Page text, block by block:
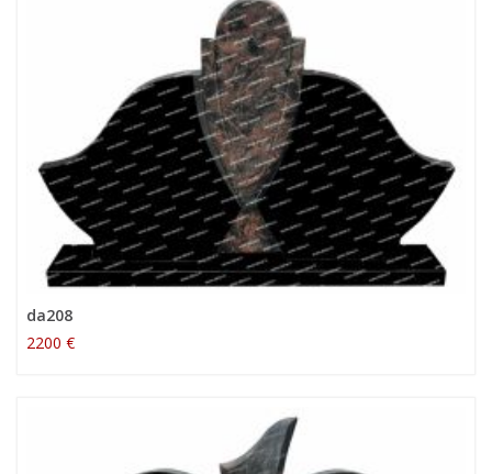
da208
2200 €